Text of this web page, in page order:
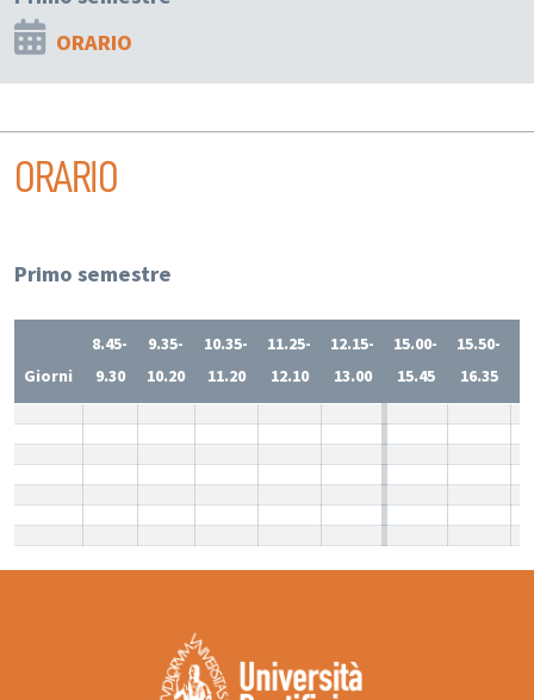
ORARIO
ORARIO
Primo semestre
Giorni
8.45-
9.30
9.35-
10.20
10.35-
11.20
11.25-
12.10
12.15-
13.00
15.00-
15.45
15.50-
16.35